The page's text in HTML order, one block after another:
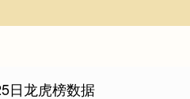
日龙虎榜数据